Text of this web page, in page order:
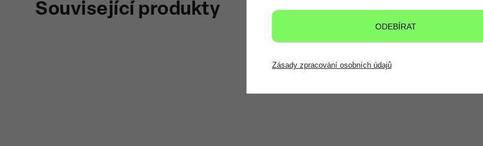
Související produkty
ODEBÍRAT
Zásady zpracování osobních údajů